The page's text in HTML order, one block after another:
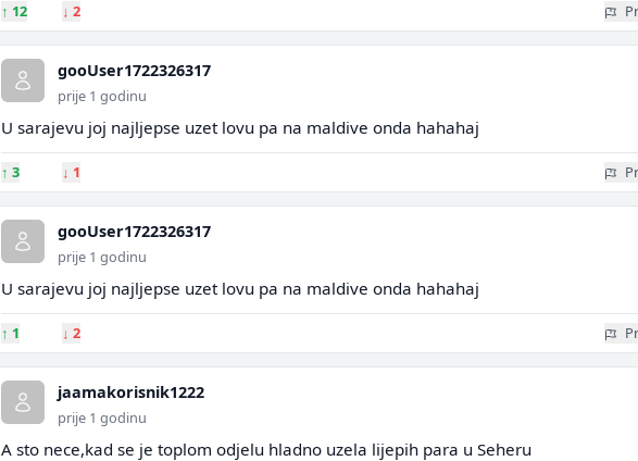
↑ 12 ↓ 2
gooUser1722326317
prije 1 godinu
U sarajevu joj najljepse uzet lovu pa na maldive onda hahahaj
↑ 3 ↓ 1
gooUser1722326317
prije 1 godinu
U sarajevu joj najljepse uzet lovu pa na maldive onda hahahaj
↑ 1 ↓ 2
jaamakorisnik1222
prije 1 godinu
A sto nece,kad se je toplom odjelu hladno uzela lijepih para u Seheru